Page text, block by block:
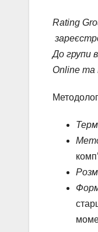
Rating
До групи
Online та